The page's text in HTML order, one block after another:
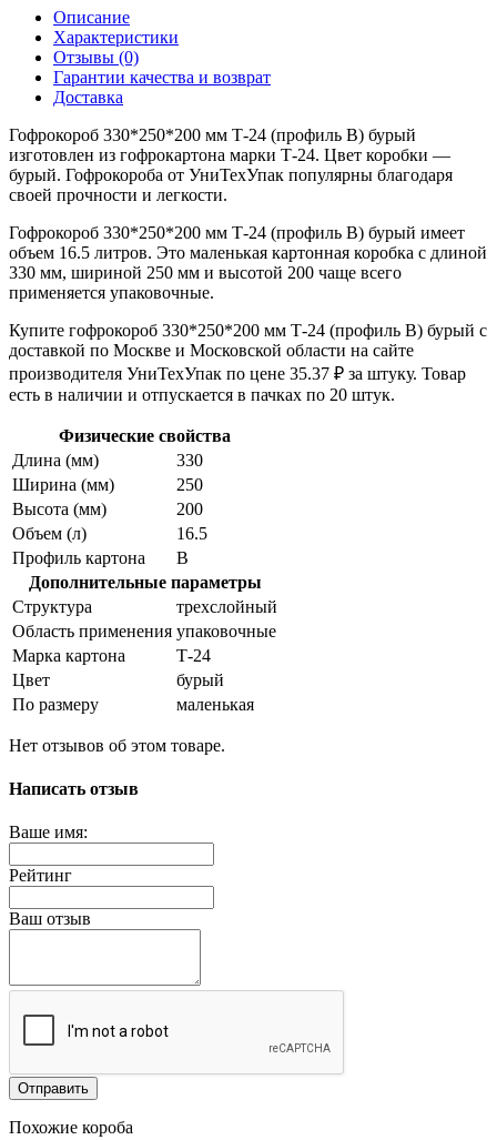
Описание
Характеристики
Отзывы (0)
Гарантии качества и возврат
Доставка
Гофрокороб 330*250*200 мм Т-24 (профиль B) бурый
изготовлен из гофрокартона марки Т-24. Цвет коробки —
бурый. Гофрокороба от УниТехУпак популярны благодаря
своей прочности и легкости.
Гофрокороб 330*250*200 мм Т-24 (профиль B) бурый имеет
объем 16.5 литров. Это маленькая картонная коробка с длиной
330 мм, шириной 250 мм и высотой 200 чаще всего
применяется упаковочные.
Купите гофрокороб 330*250*200 мм Т-24 (профиль B) бурый с
доставкой по Москве и Московской области на сайте
производителя УниТехУпак по цене 35.37 ₽ за штуку. Товар
есть в наличии и отпускается в пачках по 20 штук.
Физические свойства
Длина (мм)
330
Ширина (мм)
250
Высота (мм)
200
Объем (л)
16.5
Профиль картона
В
Дополнительные параметры
Структура
трехслойный
Область применения упаковочные
Марка картона
Т-24
Цвет
бурый
По размеру
маленькая
Нет отзывов об этом товаре.
Написать отзыв
Ваше имя:
Рейтинг
Ваш отзыв
Отправить
Похожие короба